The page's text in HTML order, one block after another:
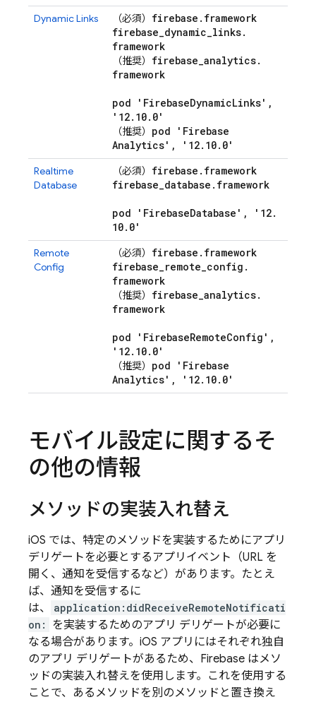
Dynamic Links （必須） firebase . framework
firebase_dynamic_links.
framework
（推奨） firebase_analytics.
framework
pod 'FirebaseDynamicLinks' ,
'12. 10. 0'
（推奨） pod 'Firebase
Analytics' , '12. 10. 0'
Realtime
Database
（必須） firebase . framework
firebase_database . framework
pod 'FirebaseDatabase' , '12.
10. 0'
Remote
Config
（必須） firebase . framework
firebase_remote_config .
framework
（推奨） firebase_analytics.
framework
pod 'FirebaseRemoteConfig' ,
'12. 10. 0'
（推奨） pod 'Firebase
Analytics' , '12. 10. 0'
モバイル設定に関するそ
の他の情報
メソッドの実装入れ替え
iOS では、特定のメソッドを実装するためにアプリ
デリゲートを必要とするアプリイベント（URL を
開く、通知を受信するなど）があります。たとえ
ば、通知を受信するに
は、
application:didReceiveRemoteNotificati
on:
を実装するためのアプリ デリゲートが必要に
なる場合があります。iOS アプリにはそれぞれ独自
のアプリ デリゲートがあるため、Firebase はメソ
ッドの実装入れ替えを使用します。これを使用する
ことで、あるメソッドを別のメソッドと置き換え